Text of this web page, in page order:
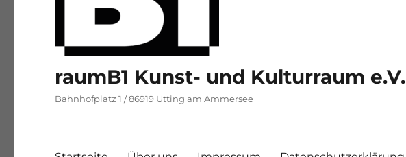
raumB1 Kunst- und Kulturraum e.V.
Bahnhofplatz 1 / 86919 Utting am Ammersee